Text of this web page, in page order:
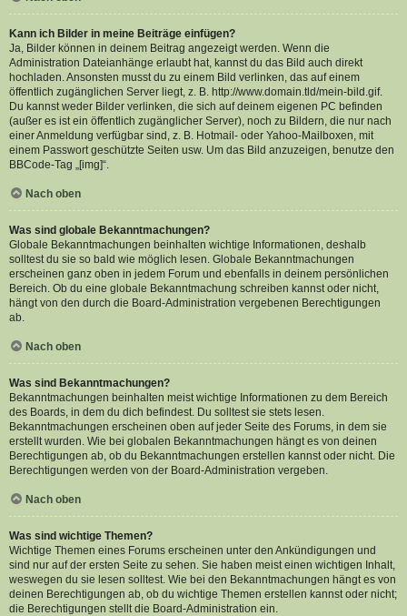
Kann ich Bilder in meine Beiträge einfügen?
Ja, Bilder können in deinem Beitrag angezeigt werden. Wenn die
Administration Dateianhänge erlaubt hat, kannst du das Bild auch direkt
hochladen. Ansonsten musst du zu einem Bild verlinken, das auf einem
öffentlich zugänglichen Server liegt, z. B. http://www.domain.tld/mein-bild.gif.
Du kannst weder Bilder verlinken, die sich auf deinem eigenen PC befinden
(außer es ist ein öffentlich zugänglicher Server), noch zu Bildern, die nur nach
einer Anmeldung verfügbar sind, z. B. Hotmail- oder Yahoo-Mailboxen, mit
einem Passwort geschützte Seiten usw. Um das Bild anzuzeigen, benutze den
BBCode-Tag „[img]“.
Nach oben
Was sind globale Bekanntmachungen?
Globale Bekanntmachungen beinhalten wichtige Informationen, deshalb
solltest du sie so bald wie möglich lesen. Globale Bekanntmachungen
erscheinen ganz oben in jedem Forum und ebenfalls in deinem persönlichen
Bereich. Ob du eine globale Bekanntmachung schreiben kannst oder nicht,
hängt von den durch die Board-Administration vergebenen Berechtigungen
ab.
Nach oben
Was sind Bekanntmachungen?
Bekanntmachungen beinhalten meist wichtige Informationen zu dem Bereich
des Boards, in dem du dich befindest. Du solltest sie stets lesen.
Bekanntmachungen erscheinen oben auf jeder Seite des Forums, in dem sie
erstellt wurden. Wie bei globalen Bekanntmachungen hängt es von deinen
Berechtigungen ab, ob du Bekanntmachungen erstellen kannst oder nicht. Die
Berechtigungen werden von der Board-Administration vergeben.
Nach oben
Was sind wichtige Themen?
Wichtige Themen eines Forums erscheinen unter den Ankündigungen und
sind nur auf der ersten Seite zu sehen. Sie haben meist einen wichtigen Inhalt,
weswegen du sie lesen solltest. Wie bei den Bekanntmachungen hängt es von
deinen Berechtigungen ab, ob du wichtige Themen erstellen kannst oder nicht;
die Berechtigungen stellt die Board-Administration ein.